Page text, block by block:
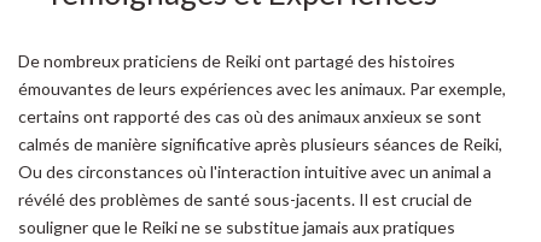
De nombreux praticiens de Reiki ont partagé des histoires
émouvantes de leurs expériences avec les animaux. Par exemple,
certains ont rapporté des cas où des animaux anxieux se sont
calmés de manière significative après plusieurs séances de Reiki,
Ou des circonstances où l'interaction intuitive avec un animal a
révélé des problèmes de santé sous-jacents. Il est crucial de
souligner que le Reiki ne se substitue jamais aux pratiques